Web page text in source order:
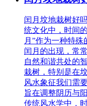
闰月坟地栽树好
统文化中，时间
月”作为一种特殊
闰月的出现，常
自然和谐共处的
栽树，特别是在
风水象征我们需
旨在调整阴历与
传统风水学中，